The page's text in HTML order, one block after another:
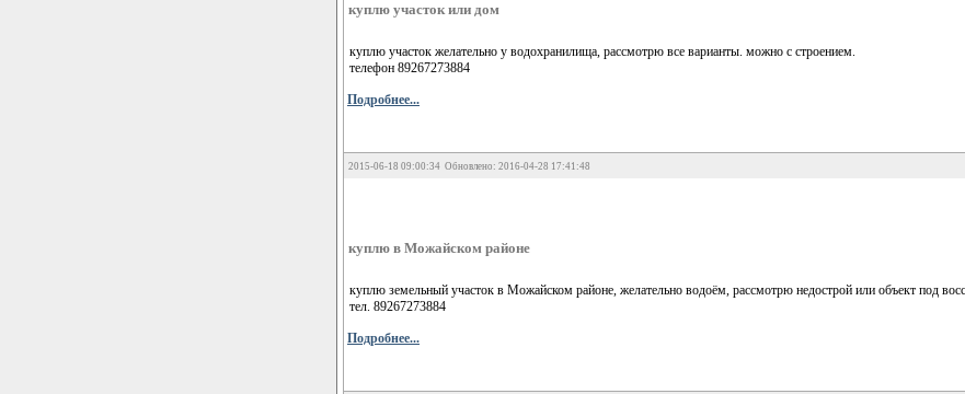
куплю участок или дом
куплю участок желательно у водохранилища, рассмотрю все варианты. можно с строением.
телефон 89267273884
Подробнее...
2015-06-18 09:00:34 Обновлено: 2016-04-28 17:41:48
куплю в Можайском районе
куплю земельный участок в Можайском районе, желательно водоём, рассмотрю недострой или объект под
тел. 89267273884
Подробнее...